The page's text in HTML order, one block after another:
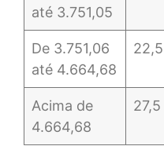
até 3.751,05
De 3.751,06
até 4.664,68
22,5
Acima de
4.664,68
27,5